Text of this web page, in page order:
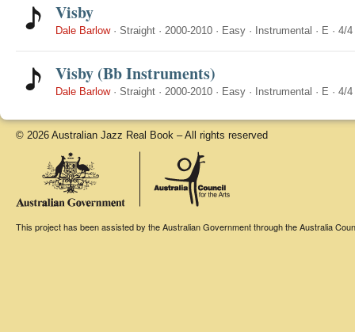
Visby
Dale Barlow· Straight · 2000-2010 · Easy · Instrumental · E · 4/4
Visby (Bb Instruments)
Dale Barlow· Straight · 2000-2010 · Easy · Instrumental · E · 4/4
© 2026 Australian Jazz Real Book – All rights reserved
This project has been assisted by the Australian Government through the Australia